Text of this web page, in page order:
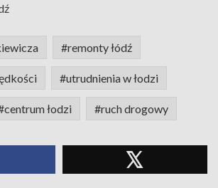
#remonty łódź
#utrudnienia w łodzi
łodzi #ruch drogowy